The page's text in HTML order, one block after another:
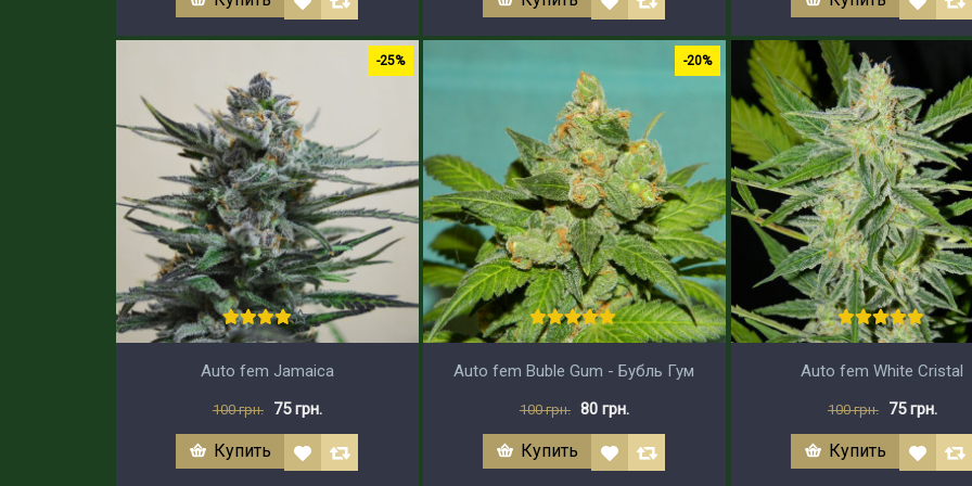
-25%
Auto fem Jamaica
100 грн. 75 грн.
Купить
-20%
Auto fem Buble Gum - Бубль Гум
100 грн. 80 грн.
Купить
Auto fem White Cristal
100 грн. 75 грн.
Купить